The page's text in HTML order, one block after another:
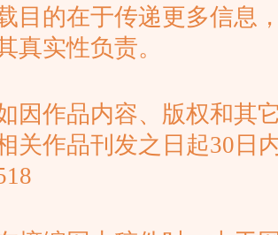
目的在于传递更多信息
真实性负责。
因作品内容、版权和其
关作品刊发之日起30日